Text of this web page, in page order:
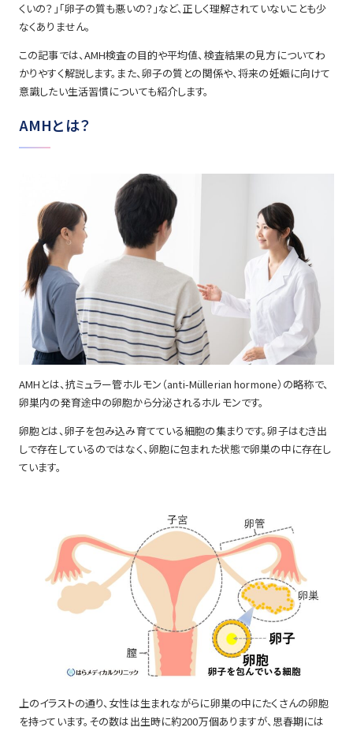
くいの？」「卵子の質も悪いの？」など、正しく理解されていないことも少
なくありません。
この記事では、AMH検査の目的や平均値、検査結果の見方についてわ
かりやすく解説します。また、卵子の質との関係や、将来の妊娠に向けて
意識したい生活習慣についても紹介します。
AMHとは？
AMHとは、抗ミュラー管ホルモン（anti-Müllerian hormone）の略称で、
卵巣内の発育途中の卵胞から分泌されるホルモンです。
卵胞とは、卵子を包み込み育てている細胞の集まりです。卵子はむき出
しで存在しているのではなく、卵胞に包まれた状態で卵巣の中に存在し
ています。
上のイラストの通り、女性は生まれながらに卵巣の中にたくさんの卵胞
を持っています。その数は出生時に約200万個ありますが、思春期には